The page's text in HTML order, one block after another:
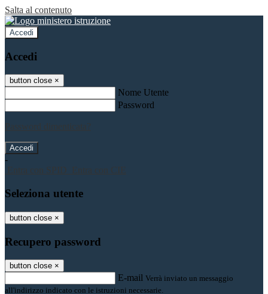
Salta al contenuto
Accedi
Accedi
button close ×
Nome Utente
Password
Password dimenticata?
-
Entra con SPID
Entra con CIE
Seleziona utente
button close ×
Recupero password
button close ×
E-mail Verrà inviato un messaggio
all'indirizzo indicato con le istruzioni necessarie.